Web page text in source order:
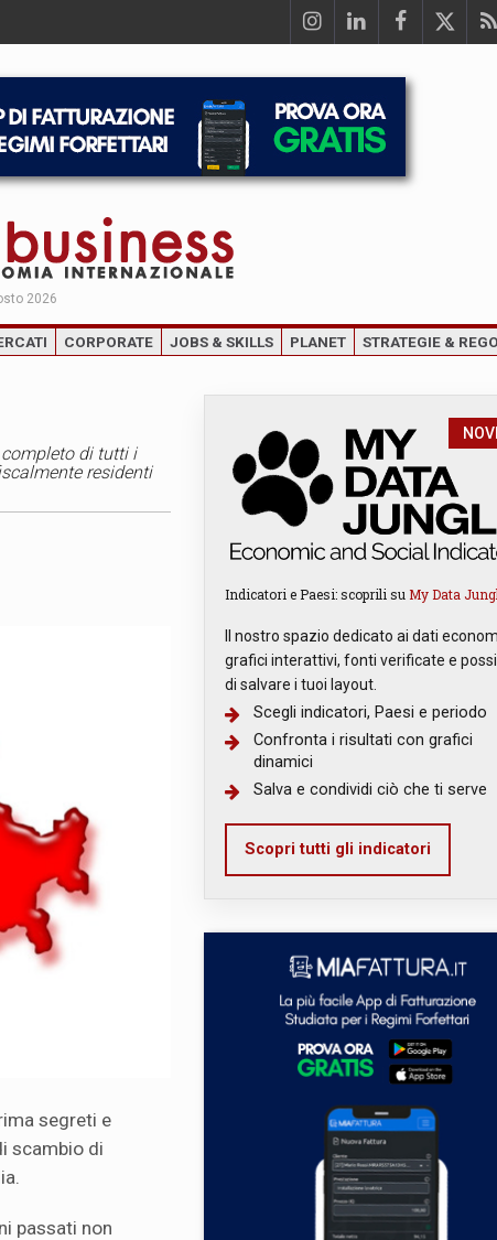
2026
CORPORATE JOBS & SKILLS PLANET STRATEGIE &
completo di tutti i
residenti
segreti e
scambio di
passati non
Indicatori e Paesi: scoprili su My Data
Il nostro spazio dedicato ai dati
grafici interattivi, fonti verificate e
di salvare i tuoi layout.
Scegli indicatori, Paesi e periodo
Confronta i risultati con grafici
dinamici
Salva e condividi ciò che ti serve
Scopri tutti gli indicatori